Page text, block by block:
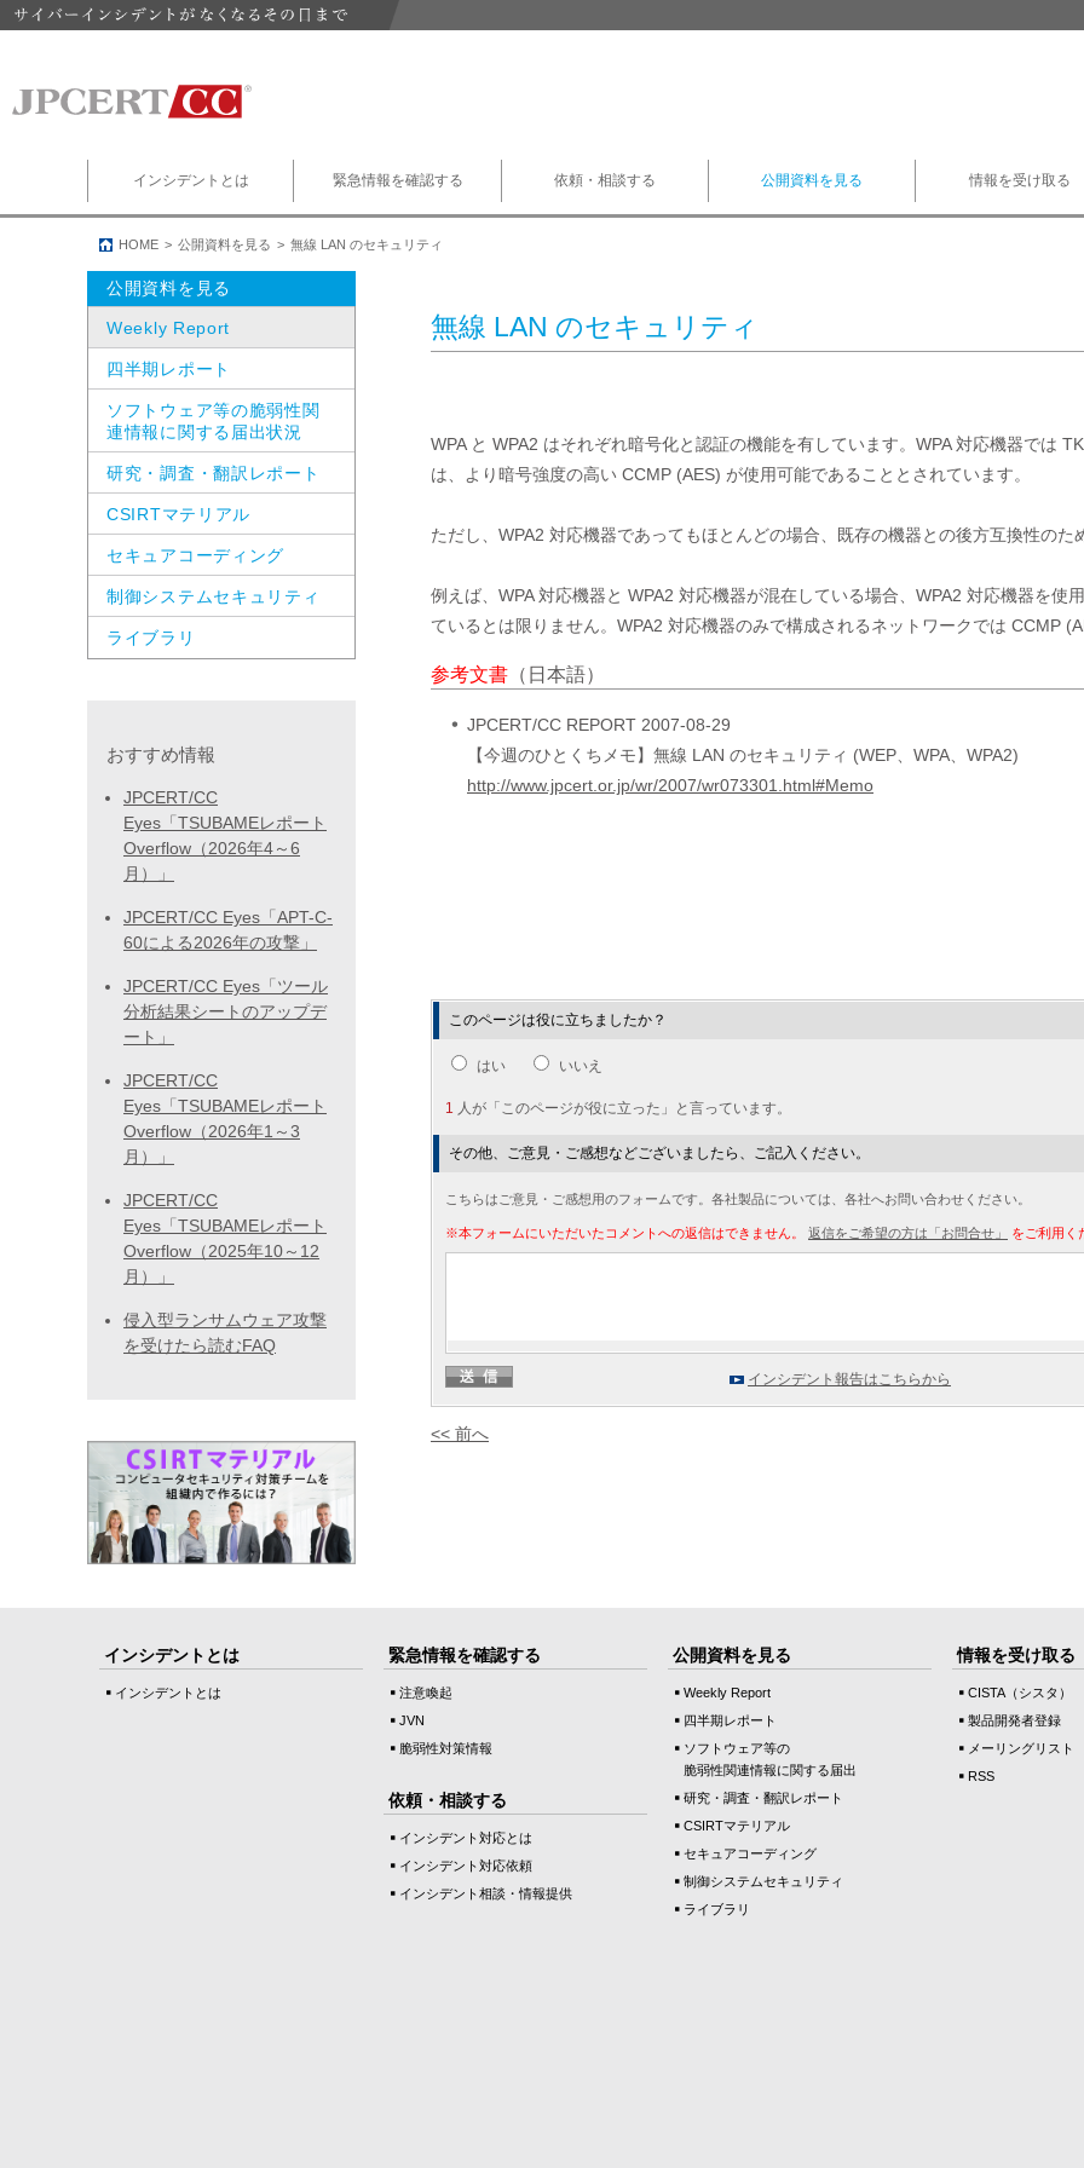
インシデントとは 緊急情報を確認する 依頼・相談する 公開資料を見る 情報を受け取る
HOME 公開資料を見る 無線 LAN のセキュリティ
無線 LAN のセキュリティ
WPA と WPA2 はそれぞれ暗号化と認証の機能を有しています。WPA 対応機器では
は、より暗号強度の高い CCMP (AES) が使用可能であることとされています。
ただし、WPA2 対応機器であってもほとんどの場合、既存の機器との後方互換性のた
例えば、WPA 対応機器と WPA2 対応機器が混在している場合、WPA2 対応機器を使
ているとは限りません。WPA2 対応機器のみで構成されるネットワークでは CCMP
参考文書 （日本語）
JPCERT/CC REPORT 2007-08-29
【今週のひとくちメモ】無線 LAN のセキュリティ (WEP、WPA、WPA2)
http://www.jpcert.or.jp/wr/2007/wr073301.html#Memo
このページは役に立ちましたか？
はい いいえ
1 人が「このページが役に立った」と言っています。
その他、ご意見・ご感想などございましたら、ご記入ください。
こちらはご意見・ご感想用のフォームです。各社製品については、各社へお問い合わせください。
※本フォームにいただいたコメントへの返信はできません。 返信をご希望の方は「お問合せ」 をご利用く
インシデント報告はこちらから
<< 前へ
公開資料を見る
Weekly Report
四半期レポート
ソフトウェア等の脆弱性関
連情報に関する届出状況
研究・調査・翻訳レポート
CSIRTマテリアル
セキュアコーディング
制御システムセキュリティ
ライブラリ
おすすめ情報
JPCERT/CC
Eyes「TSUBAMEレポート
Overflow（2026年4～6
月）」
JPCERT/CC Eyes「APT-C-
60による2026年の攻撃」
JPCERT/CC Eyes「ツール
分析結果シートのアップデ
ート」
JPCERT/CC
Eyes「TSUBAMEレポート
Overflow（2026年1～3
月）」
JPCERT/CC
Eyes「TSUBAMEレポート
Overflow（2025年10～12
月）」
侵入型ランサムウェア攻撃
を受けたら読むFAQ
インシデントとは
インシデントとは
緊急情報を確認する
注意喚起
JVN
脆弱性対策情報
依頼・相談する
インシデント対応とは
インシデント対応依頼
インシデント相談・情報提供
公開資料を見る
Weekly Report
四半期レポート
ソフトウェア等の
脆弱性関連情報に関する届出
研究・調査・翻訳レポート
CSIRTマテリアル
セキュアコーディング
制御システムセキュリティ
ライブラリ
情報を受け取る
CISTA（シスタ）
製品開発者登録
メーリングリスト
RSS